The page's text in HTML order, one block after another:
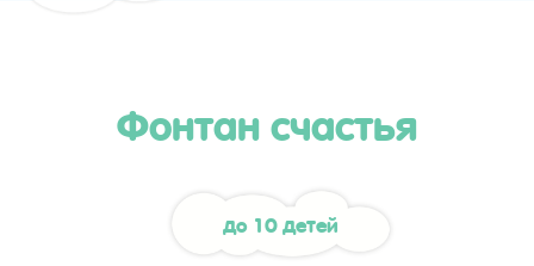
Фонтан счастья
до 10 детей